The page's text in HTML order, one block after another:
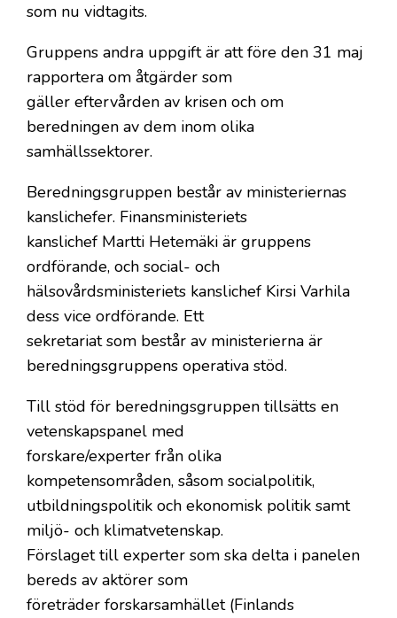
som nu vidtagits.
Gruppens andra uppgift är att före den 31 maj
rapportera om åtgärder som
gäller eftervården av krisen och om
beredningen av dem inom olika
samhällssektorer.
Beredningsgruppen består av ministeriernas
kanslichefer. Finansministeriets
kanslichef Martti Hetemäki är gruppens
ordförande, och social- och
hälsovårdsministeriets kanslichef Kirsi Varhila
dess vice ordförande. Ett
sekretariat som består av ministerierna är
beredningsgruppens operativa stöd.
Till stöd för beredningsgruppen tillsätts en
vetenskapspanel med
forskare/experter från olika
kompetensområden, såsom socialpolitik,
utbildningspolitik och ekonomisk politik samt
miljö- och klimatvetenskap.
Förslaget till experter som ska delta i panelen
bereds av aktörer som
företräder forskarsamhället (Finlands